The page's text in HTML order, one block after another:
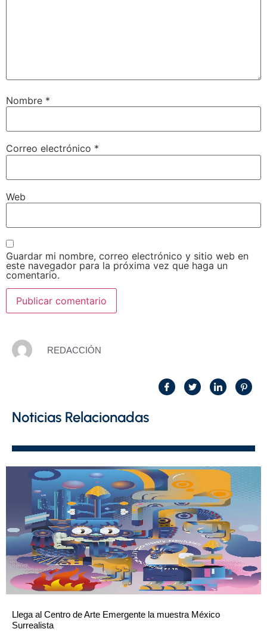
Nombre *
Correo electrónico *
Web
Guardar mi nombre, correo electrónico y sitio web en
este navegador para la próxima vez que haga un
comentario.
REDACCIÓN
Noticias Relacionadas
Llega al Centro de Arte Emergente la muestra México
Surrealista